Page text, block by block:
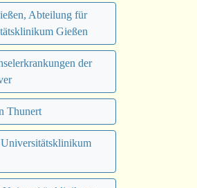
Abteilung für
Gießen
der
Thunert